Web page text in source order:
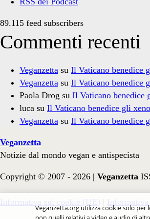
89.115 feed subscribers
Commenti recenti
Veganzetta su Il Vaticano benedice
Veganzetta su Il Vaticano benedice
Paola Drog su Il Vaticano benedice
luca su Il Vaticano benedice gli
Veganzetta su Il Vaticano benedice
Veganzetta
Notizie dal mondo vegan e antispecista
Copyright © 2007 - 2026 | Veganzetta
Informativa sui cookie (UE)
Veganzetta.org utilizza cookie solo